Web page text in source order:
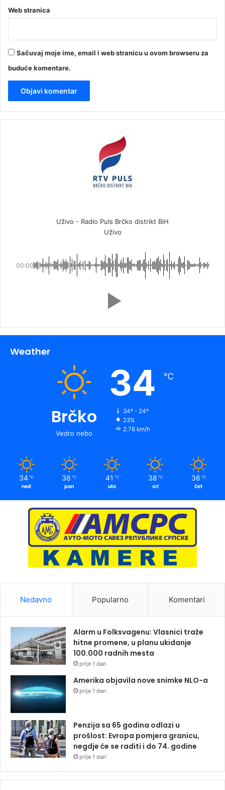
Web stranica
Sačuvaj moje ime, email i web stranicu u ovom browseru za
buduće komentare.
Uživo - Radio Puls Brčko distrikt BiH
Uživo
00:00
Weather
Brčko
Vedro nebo
34 ℃
34º - 24º
23%
2.76 km/h
34 ℃
ned
38 ℃
pon
41 ℃
uto
38 ℃
sri
36 ℃
čet
Nedavno Popularno Komentari
Alarm u Folksvagenu: Vlasnici traže
hitne promene, u planu ukidanje
100.000 radnih mesta
prije 1 dan
Amerika objavila nove snimke NLO-a
prije 1 dan
Penzija sa 65 godina odlazi u
prošlost: Evropa pomjera granicu,
negdje će se raditi i do 74. godine
prije 1 dan